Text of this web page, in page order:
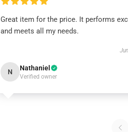
Great item for the price. It performs
and meets all my needs.
N Nathaniel
Verified owner